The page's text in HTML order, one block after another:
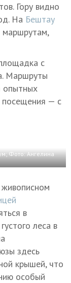
Гору видно
На Бештау
маршрутам,
с
Маршруты
опытных
посещения — с
Фото:Ангелина
в
леса в
здесь
крышей, что
особый